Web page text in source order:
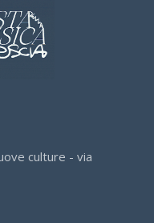
culture - via